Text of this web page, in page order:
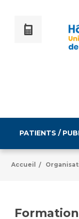
PATIENTS /
Emploi /
Accueil /